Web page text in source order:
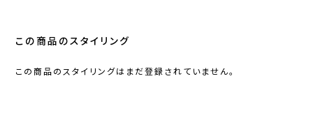
この商品のスタイリング
この商品のスタイリングはまだ登録されていません。